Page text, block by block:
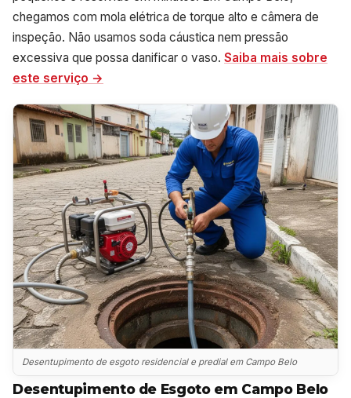
chegamos com mola elétrica de torque alto e câmera de
inspeção. Não usamos soda cáustica nem pressão
excessiva que possa danificar o vaso. Saiba mais sobre
este serviço →
Desentupimento de esgoto residencial e predial em Campo Belo
Desentupimento de Esgoto em Campo Belo